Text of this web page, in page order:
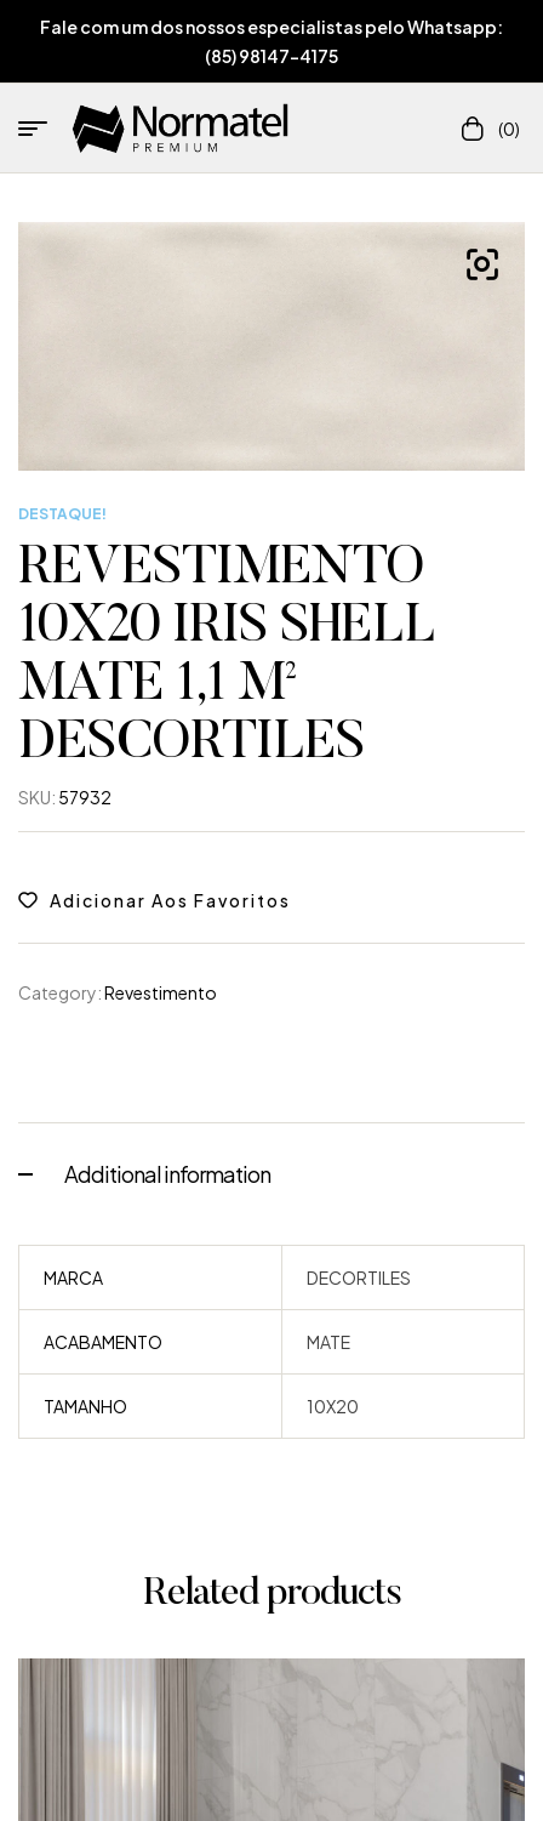
Fale com um dos nossos especialistas pelo Whatsapp:
(85) 98147-4175
(0)
DESTAQUE!
REVESTIMENTO
10X20 IRIS SHELL
MATE 1,1 M²
DESCORTILES
SKU: 57932
Adicionar Aos Favoritos
Category:Revestimento
Additional information
MARCA DECORTILES
ACABAMENTO MATE
TAMANHO 10X20
Related products